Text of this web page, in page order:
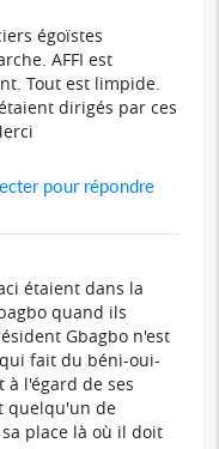
égoïstes
AFFI est
Tout est limpide.
dirigés par ces
pour répondre
étaient dans la
quand ils
Gbagbo n'est
fait du béni-oui-
à l'égard de ses
quelqu'un de
place là où il doit